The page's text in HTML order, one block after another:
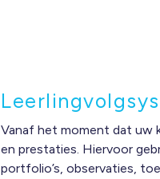
Vanaf het moment dat uw
en prestaties. Hiervoor
portfolio’s, observaties,